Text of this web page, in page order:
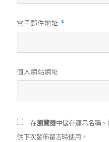
電子郵件地址 *
個人網站網址
在瀏覽器中儲存顯示名稱
供下次發佈留言時使用。